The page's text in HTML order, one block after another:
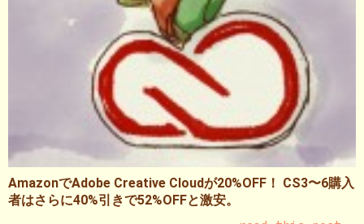
AmazonでAdobe Creative Cloudが20%OFF！ CS3〜6購入
者はさらに40%引きで52%OFFと激安。